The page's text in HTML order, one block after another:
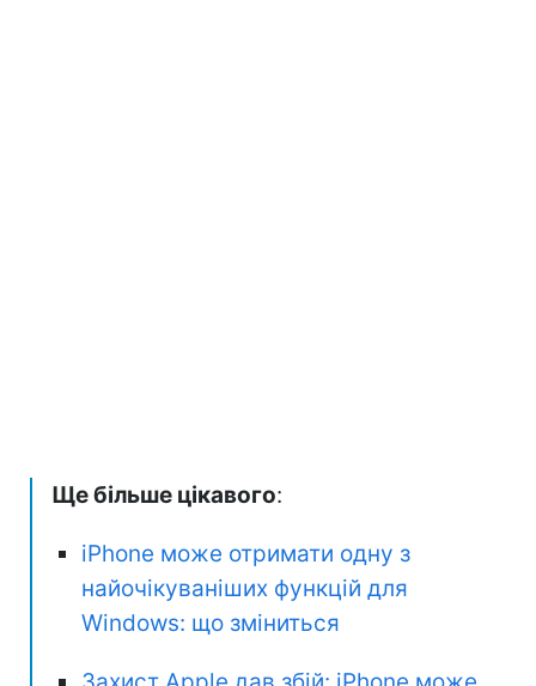
Ще більше цікавого:
iPhone може отримати одну з
найочікуваніших функцій для
Windows: що зміниться